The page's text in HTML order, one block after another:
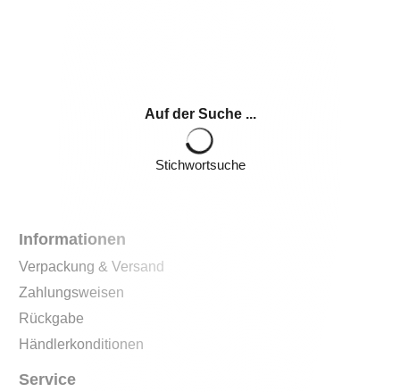
Auf der Suche ...
Stichwortsuche
Informationen
Verpackung & Versand
Zahlungsweisen
Rückgabe
Händlerkonditionen
Service